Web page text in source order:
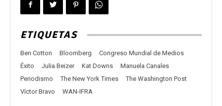
ETIQUETAS
Ben Cotton Bloomberg
Congreso Mundial de Medios
Éxito
Julia Beizer Kat Downs
Manuela Canales
Periodismo
The New York Times
The Washington Post
Víctor Bravo
WAN-IFRA